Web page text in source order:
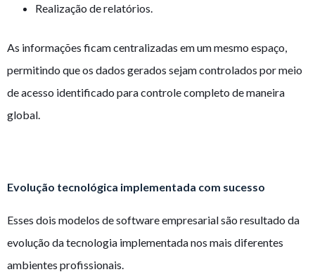
Realização de relatórios.
As informações ficam centralizadas em um mesmo espaço,
permitindo que os dados gerados sejam controlados por meio
de acesso identificado para controle completo de maneira
global.
Evolução tecnológica implementada com sucesso
Esses dois modelos de software empresarial são resultado da
evolução da tecnologia implementada nos mais diferentes
ambientes profissionais.